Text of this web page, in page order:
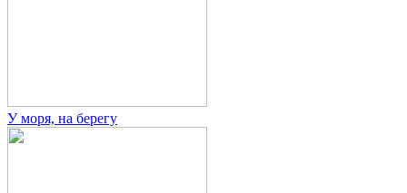
У моря, на берегу